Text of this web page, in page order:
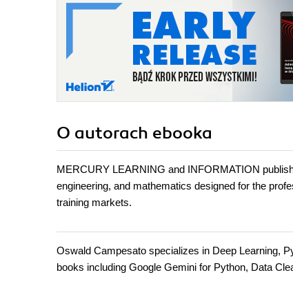
O autorach ebooka
MERCURY LEARNING and INFORMATION
engineering, and mathematics designed for the
training markets.
Oswald Campesato specializes in Deep Learning,
books including Google Gemini for Python, Data